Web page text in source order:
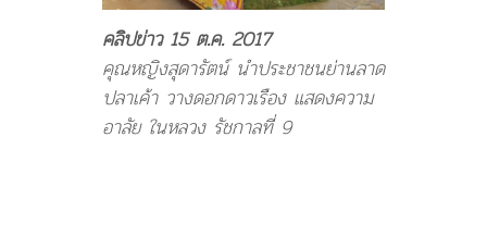
คลิปข่าว 15 ต.ค. 2017
คุณหญิงสุดารัตน์ นำประชาชนย่านลาด
ปลาเค้า วางดอกดาวเรือง แสดงความ
อาลัย ในหลวง รัชกาลที่ 9